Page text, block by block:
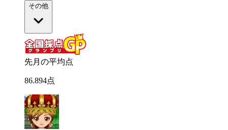
その他
先月の平均点
86.894点